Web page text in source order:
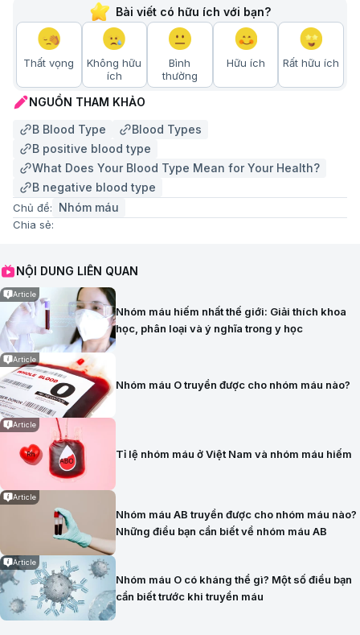
Bài viết có hữu ích với bạn?
Thất vọng
Không hữu
ích
Bình
thường
Hữu ích Rất hữu ích
NGUỒN THAM KHẢO
B Blood Type
Blood Types
B positive blood type
What Does Your Blood Type Mean for Your Health?
B negative blood type
Chủ đề: Nhóm máu
Chia sẻ:
NỘI DUNG LIÊN QUAN
Article
Nhóm máu hiếm nhất thế giới: Giải thích khoa
học, phân loại và ý nghĩa trong y học
Article
Nhóm máu O truyền được cho nhóm máu nào?
Article
Tỉ lệ nhóm máu ở Việt Nam và nhóm máu hiếm
Article
Nhóm máu AB truyền được cho nhóm máu nào?
Những điều bạn cần biết về nhóm máu AB
Article
Nhóm máu O có kháng thể gì? Một số điều bạn
cần biết trước khi truyền máu